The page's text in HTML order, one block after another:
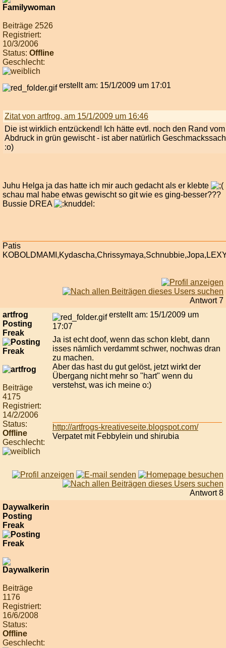
Beiträge 2526
Registriert:
10/3/2006
Status: Offline
Geschlecht:
erstellt am: 15/1/2009 um 17:01
Zitat von artfrog, am 15/1/2009 um 16:46
Die ist wirklich entzückend! Ich hätte evtl. noch den Rand vom
Abdruck in grün gewischt - ist aber natürlich
:o)
Juhu Helga ja das hatte ich mir auch gedacht als er klebte
schau mal habe etwas gewischt so git wie es ging-besser???
Bussie DREA
Patis
Antwort 7
artfrog
Posting
Freak
Beiträge
4175
Registriert:
14/2/2006
Status:
Offline
Geschlecht:
erstellt am: 15/1/2009 um
17:07
Ja ist echt doof, wenn das schon klebt, dann
isses nämlich verdammt schwer, nochwas dran
zu machen.
Aber das hast du gut gelöst, jetzt wirkt der
Übergang nicht mehr so "hart" wenn du
verstehst, was ich meine o:)
http://artfrogs-kreativeseite.blogspot.com/
Verpatet mit Febbylein und shirubia
Antwort 8
Daywalkerin
Posting
Freak
Beiträge
1176
Registriert:
16/6/2008
Status:
Offline
Geschlecht: